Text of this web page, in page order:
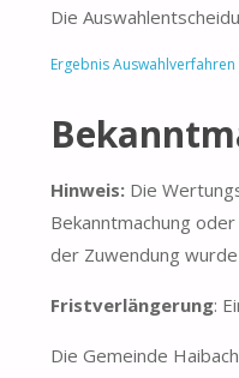
Die
Ergebnis Auswahlverfahren
Hinweis: Die
Bekanntmachung
der Zuwendung
Fristverlängerung:
Die Gemeinde